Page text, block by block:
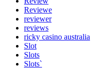
Reviewe
reviewer
reviews
ricky casino australia
Slot
Slots
Slots`